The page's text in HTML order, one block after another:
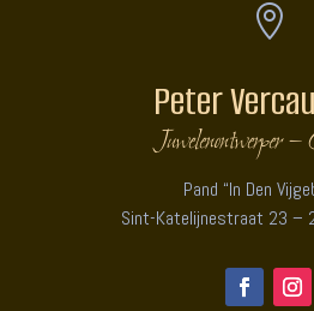

Peter
Juwelenontwerper –
Pand “In Den
Sint-Katelijnestraat 23 –